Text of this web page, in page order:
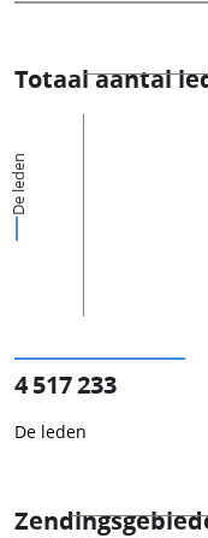
Totaal aantal
De leden
4 517 233
De leden